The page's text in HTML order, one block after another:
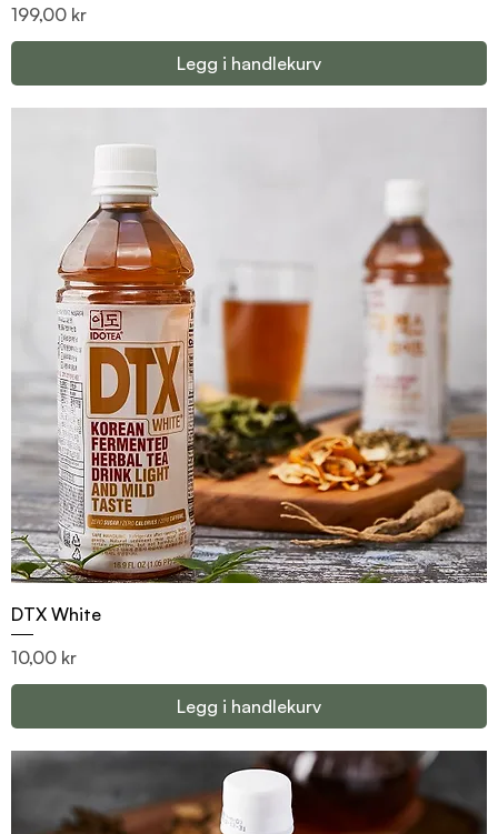
Pris
199,00 kr
Legg i handlekurv
DTX White
Pris
10,00 kr
Legg i handlekurv